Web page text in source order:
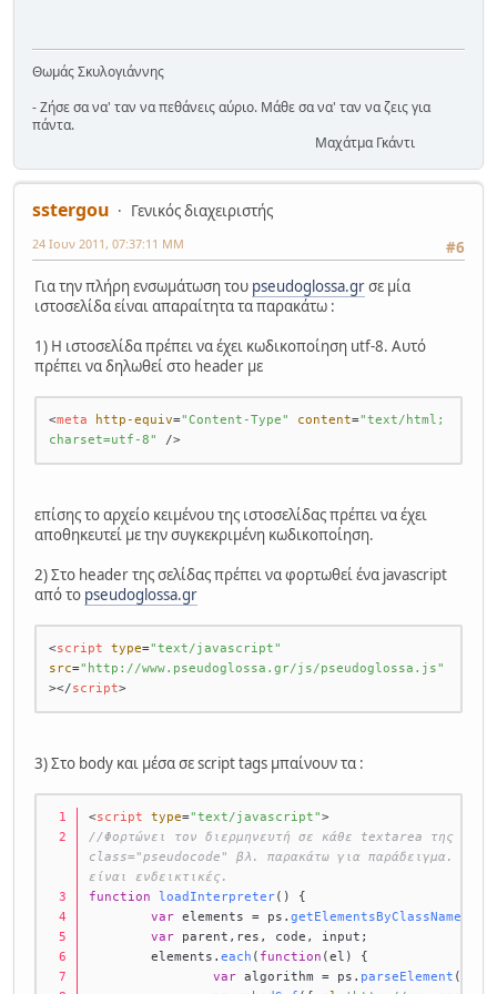
Θωμάς Σκυλογιάννης
- Ζήσε σα να' ταν να πεθάνεις αύριο. Μάθε σα να' ταν να ζεις για
πάντα.
Μαχάτμα Γκάντι
sstergou
Γενικός διαχειριστής
#6
24 Ιουν 2011, 07:37:11 ΜΜ
Για την πλήρη ενσωμάτωση του pseudoglossa.grσε μία
ιστοσελίδα είναι απαραίτητα τα παρακάτω :
1) Η ιστοσελίδα πρέπει να έχει κωδικοποίηση utf-8. Αυτό
πρέπει να δηλωθεί στο header με
<meta http-equiv="Content-Type" content="text/html;
charset=utf-8"
/>
επίσης το αρχείο κειμένου της ιστοσελίδας πρέπει να έχει
αποθηκευτεί με την συγκεκριμένη κωδικοποίηση.
2) Στο header της σελίδας πρέπει να φορτωθεί ένα javascript
από το pseudoglossa.gr
<script type="text/javascript"
src="http://www.pseudoglossa.gr/js/pseudoglossa.js"
></script>
3) Στο body και μέσα σε script tags μπαίνουν τα :
<script type="text/javascript">
//Φορτώνει τον διερμηνευτή σε κάθε textarea της
class="pseudocode" βλ. παρακάτω για παράδειγμα. Οι
είναι ενδεικτικές.
function
loadInterpreter( ) {
var elements = ps.getElementsByClassName
var parent,res, code, input;
	elements.
each ( function (el ) {
var algorithm = ps. parseElement (el);